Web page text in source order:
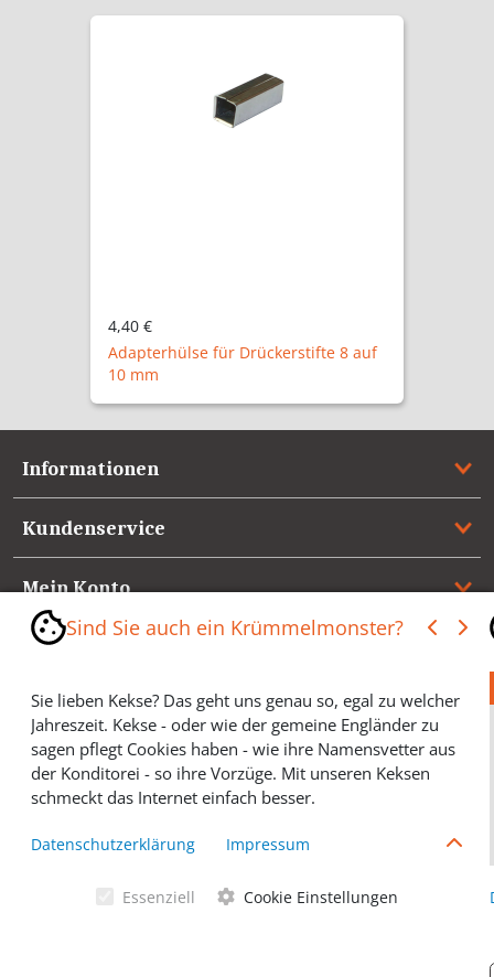
Adapterhülse für Drückerstifte 8 auf
Informationen
Kundenservice
Mein Konto
Referenzen
Medienspiegel & Presseinformationen
*** Vertrag widerrufen ***
Sind Sie auch ein Krümmelmonster?
Sie lieben Kekse? Das geht uns genau so, egal zu welcher
Jahreszeit. Kekse - oder wie der gemeine Engländer zu
sagen pflegt Cookies haben - wie ihre Namensvetter aus
der Konditorei - so ihre Vorzüge. Mit unseren Keksen
schmeckt das Internet einfach besser.
Cookies helfen Ihnen, Ihre gewünschten Artikel schneller
Werbung sparen und selbstverständlich anonyme
Statistiken erstellen (#Ehrensache). Deshalb schmecken
Datenschutzerklärung Impressum
Essenziell Cookie Einstellungen